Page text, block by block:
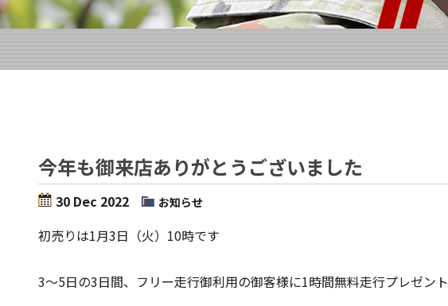
今年も御来店ありがとうございました
30 Dec 2022 お知らせ
初売りは1月3日（火）10時です
3～5日の3日間、フリー走行御利用の御客様に1時間無料走行プレゼント